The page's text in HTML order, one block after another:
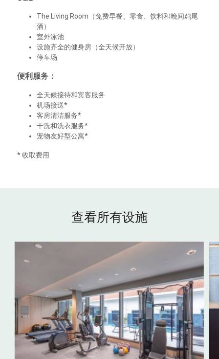
The Living Room（免费早餐、零食、饮料和晚间鸡尾
酒）
室外泳池
设施齐全的健身房（全天候开放）
停车场
便利服务：
全天候接待和宾客服务
机场接送*
客房清洁服务*
干洗和洗衣服务*
宠物友好型公寓*
* 收取费用
查看所有设施